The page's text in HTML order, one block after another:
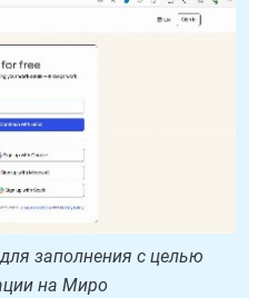
заполнения с целью
на Миро